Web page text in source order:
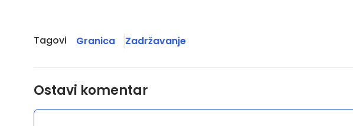
Tagovi Granica Zadržavanje
Ostavi komentar